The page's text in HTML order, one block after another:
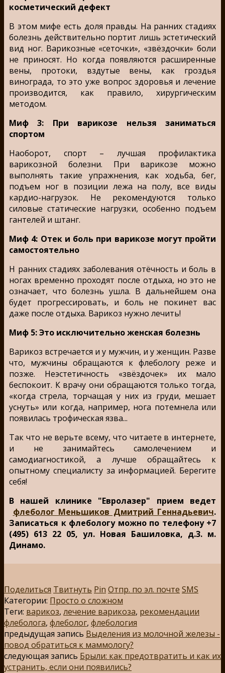
косметический дефект
В этом мифе есть доля правды. На ранних стадиях
болезнь действительно портит лишь эстетический
вид ног. Варикозные «сеточки», «звёздочки» боли
не приносят. Но когда появляются расширенные
вены, протоки, вздутые вены, как гроздья
винограда, то это уже вопрос здоровья и лечение
производится, как правило, хирургическим
методом.
Миф 3: При варикозе нельзя заниматься
спортом
Наоборот, спорт – лучшая профилактика
варикозной болезни. При варикозе можно
выполнять такие упражнения, как ходьба, бег,
подъем ног в позиции лежа на полу, все виды
кардио-нагрузок. Не рекомендуются только
силовые статические нагрузки, особенно подъем
гантелей и штанг.
Миф 4: Отек и боль при варикозе могут пройти
самостоятельно
Н ранних стадиях заболевания отёчность и боль в
ногах временно проходят после отдыха, но это не
означает, что болезнь ушла. В дальнейшем она
будет прогрессировать, и боль не покинет вас
даже после отдыха. Варикоз нужно лечить!
Миф 5: Это исключительно женская болезнь
Варикоз встречается и у мужчин, и у женщин. Разве
что, мужчины обращаются к флебологу реже и
позже. Неэстетичность «звёздочек» их мало
беспокоит. К врачу они обращаются только тогда,
«когда стрела, торчащая у них из груди, мешает
уснуть» или когда, например, нога потемнела или
появилась трофическая язва...
Так что не верьте всему, что читаете в интернете,
и не занимайтесь самолечением и
самодиагностикой, а лучше обращайтесь к
опытному специалисту за информацией. Берегите
себя!
В нашей клинике "Евролазер" прием ведет
флеболог Меньшиков Дмитрий Геннадьевич.
Записаться к флебологу можно по телефону +7
(495) 613 22 05, ул. Новая Башиловка, д.3. м.
Динамо.
Поделиться Твитнуть Pin Отпр. по эл. почте SMS
Категории: Просто о сложном
Теги: варикоз, лечение варикоза, рекомендации
флеболога, флеболог, флебология
предыдущая запись Выделения из молочной железы -
повод обратиться к маммологу?
следующая запись Брыли: как предотвратить и как их
устранить, если они появились?